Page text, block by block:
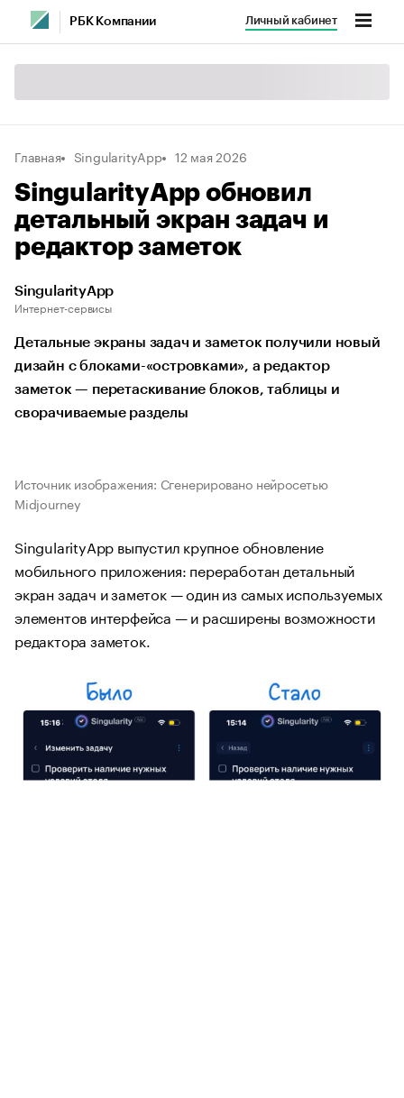
РБК Компании Личный кабинет
Главная SingularityApp 12 мая 2026
SingularityApp обновил
детальный экран задач и
редактор заметок
SingularityApp
Интернет-сервисы
Детальные экраны задач и заметок получили новый
дизайн с блоками-«островками», а редактор
заметок — перетаскивание блоков, таблицы и
сворачиваемые разделы
Источник изображения: Сгенерировано нейросетью
Midjourney
SingularityApp выпустил крупное обновление
мобильного приложения: переработан детальный
экран задач и заметок — один из самых используемых
элементов интерфейса — и расширены возможности
редактора заметок.